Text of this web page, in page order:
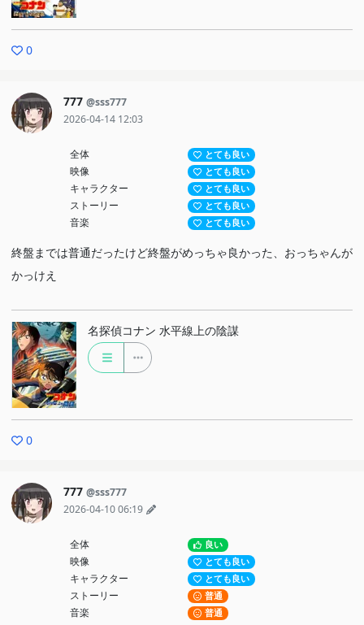
0
777 @sss777
2026-04-14 12:03
全体 とても良い
映像 とても良い
キャラクター とても良い
ストーリー とても良い
音楽 とても良い
終盤までは普通だったけど終盤がめっちゃ良かった、おっちゃんが
かっけえ
名探偵コナン 水平線上の陰謀
0
777 @sss777
2026-04-10 06:19
全体 良い
映像 とても良い
キャラクター とても良い
ストーリー 普通
音楽 普通